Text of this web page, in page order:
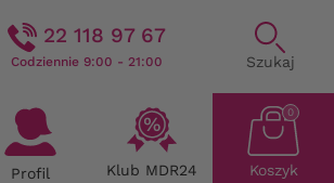
22 118 97 67
Codziennie 9:00 - 21:00 Szukaj
Profil Klub MDR24 Koszyk
0